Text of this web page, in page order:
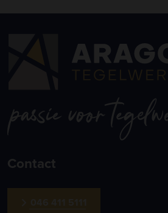
Contact